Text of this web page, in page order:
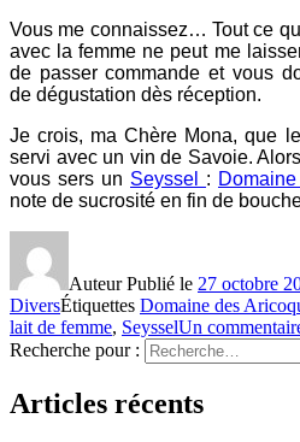
Vous me connaissez… Tout ce
avec la femme ne peut me
de passer commande et vous
de dégustation dès réception.
Je crois, ma Chère Mona, que
servi avec un vin de Savoie.
vous sers un Seyssel :
note de sucrosité en fin de
AuteurPublié le 27 octobre
DiversÉtiquettes Domaine des
lait de femme, SeysselUn
Recherche pour :
Articles récents